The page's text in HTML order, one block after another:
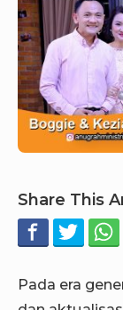
Share This
Pada era